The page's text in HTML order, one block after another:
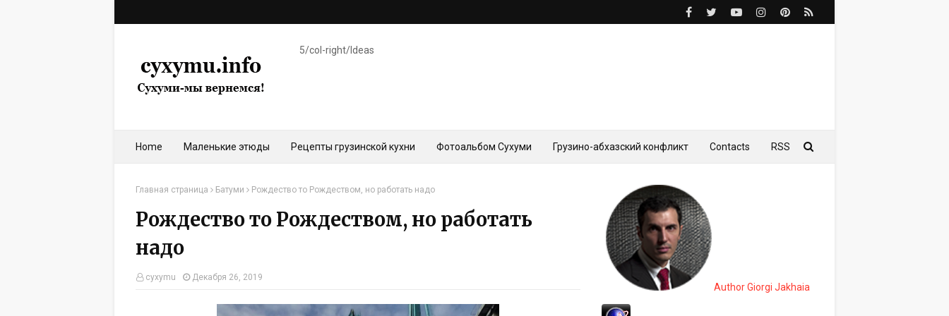
5/col-right/Ideas
Home Маленькие этюды Рецепты грузинской кухни Фотоальбом Сухуми Грузино-абхазский конфликт Contacts RSS
Главная страница Батуми Рождество то Рождеством, но работать надо
Рождество то Рождеством, но работать
надо
cyxymu Декабря 26, 2019
Author Giorgi Jakhaia